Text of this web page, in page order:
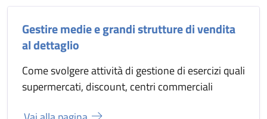
Gestire medie e grandi strutture di vendita
al dettaglio
Come svolgere attività di gestione di esercizi quali
supermercati, discount, centri commerciali